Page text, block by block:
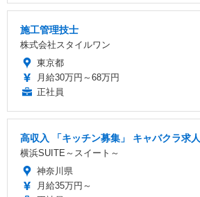
施工管理技士
株式会社スタイルワン
東京都
月給30万円～68万円
正社員
高収入 「キッチン募集」 キャバクラ求人
横浜SUITE～スイート～
神奈川県
月給35万円～